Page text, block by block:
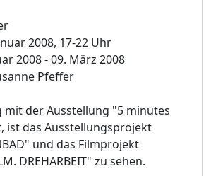
2008, 17-22 Uhr
2008 - 09. März 2008
Pfeffer
mit der Ausstellung "5 minutes
ist das Ausstellungsprojekt
und das Filmprojekt
DREHARBEIT" zu sehen.